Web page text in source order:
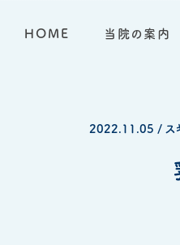
HOME 当院の案内
2022.11.05 / スキ